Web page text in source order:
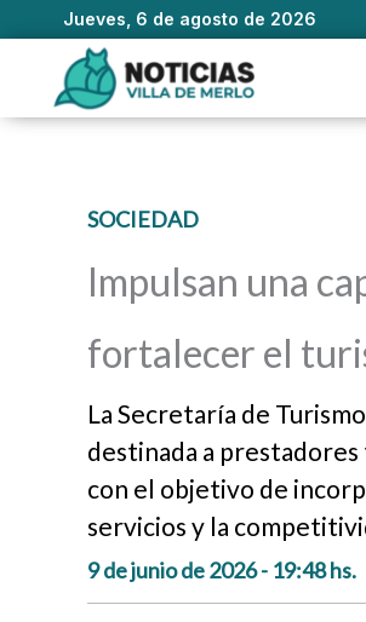
Jueves, 6 de agosto de 2026
contenido
SOCIEDAD
Impulsan una
fortalecer el
La Secretaría de
destinada a
con el objetivo de
servicios y la
9 de junio de 2026 - 19:48 hs.